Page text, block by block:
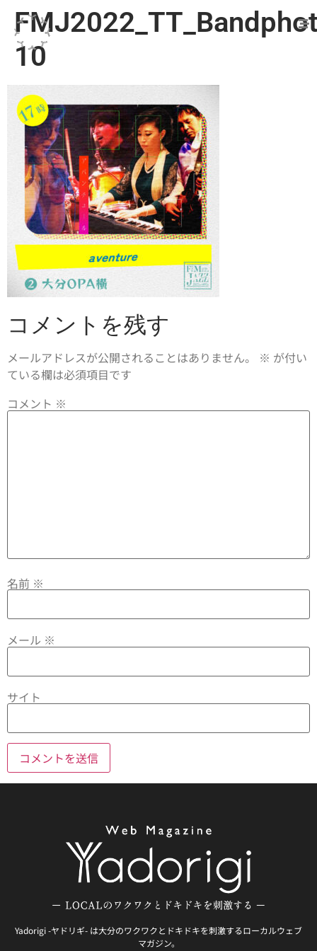
10
コメントを残す
メールアドレスが公開されることはありません。 ※ が付い
ている欄は必須項目です
コメント ※
名前 ※
メール ※
サイト
Yadorigi -ヤドリギ- は大分のワクワクとドキドキを刺激するローカルウェブ
マガジン。